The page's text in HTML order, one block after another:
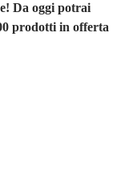
Da oggi potrai
prodotti in offerta